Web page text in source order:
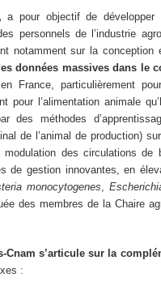
a pour objectif de
personnels de l’industrie
notamment sur la conception
données massives dans le
France, particulièrement
l’alimentation animale
des méthodes
de l’animal de production)
des circulations de
de gestion innovantes, en
monocytogenes ,
des membres de la Chaire
s’articule sur la
: